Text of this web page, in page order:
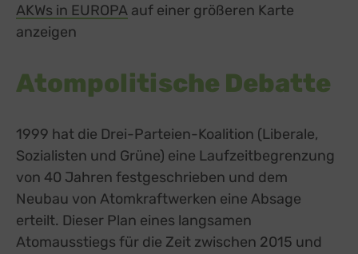
AKWs in EUROPA external link, opens in a new tab
auf einer größeren Karte
anzeigen
Atompolitische Debatte
1999 hat die Drei-Parteien-Koalition (Liberale,
Sozialisten und Grüne) eine Laufzeitbegrenzung
von 40 Jahren festgeschrieben und dem
Neubau von Atomkraftwerken eine Absage
erteilt. Dieser Plan eines langsamen
Atomausstiegs für die Zeit zwischen 2015 und